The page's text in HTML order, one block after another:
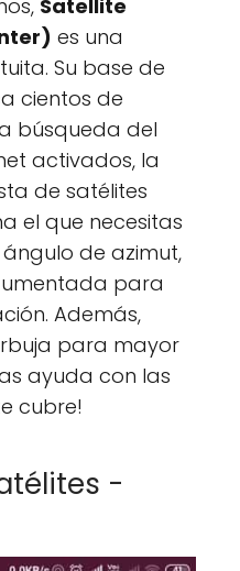
Satellite
es una
Su base de
cientos de
búsqueda del
activados, la
de satélites
el que necesitas
de azimut,
para
Además,
para mayor
ayuda con las
cubre!
-